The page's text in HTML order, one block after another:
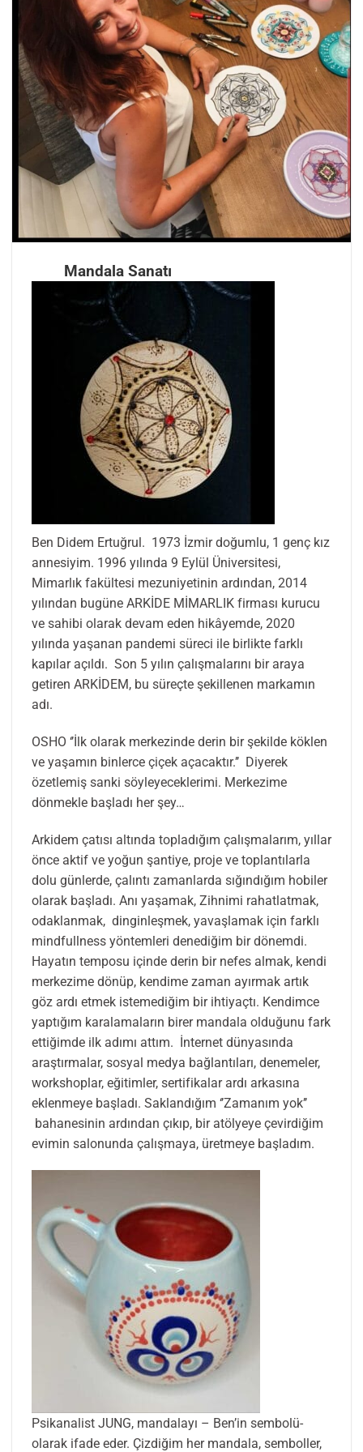
Mandala Sanatı
Ben Didem Ertuğrul. 1973 İzmir doğumlu, 1 genç kız
annesiyim. 1996 yılında 9 Eylül Üniversitesi,
Mimarlık fakültesi mezuniyetinin ardından, 2014
yılından bugüne ARKİDE MİMARLIK firması kurucu
ve sahibi olarak devam eden hikâyemde, 2020
yılında yaşanan pandemi süreci ile birlikte farklı
kapılar açıldı. Son 5 yılın çalışmalarını bir araya
getiren ARKİDEM, bu süreçte şekillenen markamın
adı.
OSHO ‘’İlk olarak merkezinde derin bir şekilde köklen
ve yaşamın binlerce çiçek açacaktır.’’ Diyerek
özetlemiş sanki söyleyeceklerimi. Merkezime
dönmekle başladı her şey…
Arkidem çatısı altında topladığım çalışmalarım, yıllar
önce aktif ve yoğun şantiye, proje ve toplantılarla
dolu günlerde, çalıntı zamanlarda sığındığım hobiler
olarak başladı. Anı yaşamak, Zihnimi rahatlatmak,
odaklanmak, dinginleşmek, yavaşlamak için farklı
mindfullness yöntemleri denediğim bir dönemdi.
Hayatın temposu içinde derin bir nefes almak, kendi
merkezime dönüp, kendime zaman ayırmak artık
göz ardı etmek istemediğim bir ihtiyaçtı. Kendimce
yaptığım karalamaların birer mandala olduğunu fark
ettiğimde ilk adımı attım. İnternet dünyasında
araştırmalar, sosyal medya bağlantıları, denemeler,
workshoplar, eğitimler, sertifikalar ardı arkasına
eklenmeye başladı. Saklandığım ‘’Zamanım yok’’
bahanesinin ardından çıkıp, bir atölyeye çevirdiğim
evimin salonunda çalışmaya, üretmeye başladım.
Psikanalist JUNG, mandalayı – Ben’in sembolü-
olarak ifade eder. Çizdiğim her mandala, semboller,